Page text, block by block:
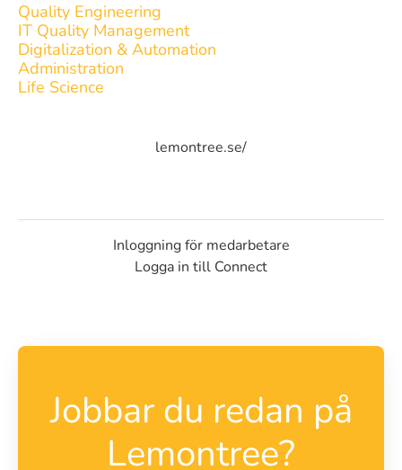
Quality Engineering
IT Quality Management
Digitalization & Automation
Administration
Life Science
lemontree.se/
Inloggning för medarbetare
Logga in till Connect
Jobbar du redan på
Lemontree?